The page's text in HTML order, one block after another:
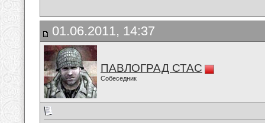
01.06.2011, 14:37
ПАВЛОГРАД СТАС
Собеседник